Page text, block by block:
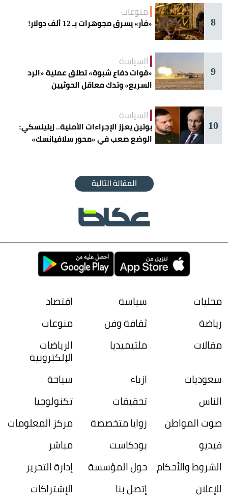
8
منوعات
«فأر» يسرق مجوهرات بـ 12 ألف دولار!
9
السياسة
«قوات دفاع شبوة» تطلق عملية «الرد
السريع» وتدك معاقل الحوثيين
10
السياسة
بوتين يعزز الإجراءات الأمنية.. زيلينسكي:
الوضع صعب في «محور سلافيانسك»
المقالة التالية
محليات سياسة
اقتصاد
رياضة
ثقافة وفن
منوعات
مقالات
ملتيميديا الرياضات
الإلكترونية
سعوديات
ازياء
سياحة
الناس
تحقيقات
تكنولوجيا
صوت المواطن
زوايا متخصصة
مركز المعلومات
فيديو
بودكاست
مباشر
الشروط والأحكام حول المؤسسة
إدارة التحرير
للإعلان
إتصل بنا
الإشتراكات